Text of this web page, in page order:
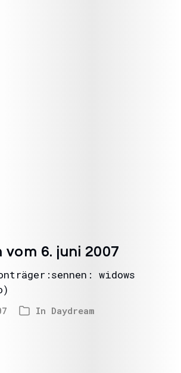
6. juni 2007
widows
In Daydream